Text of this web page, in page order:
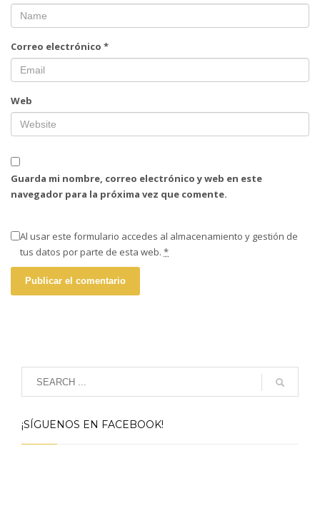
Correo electrónico *
Web
Guarda mi nombre, correo electrónico y web en este
navegador para la próxima vez que comente.
Al usar este formulario accedes al almacenamiento y gestión de
tus datos por parte de esta web. *
¡SÍGUENOS EN FACEBOOK!